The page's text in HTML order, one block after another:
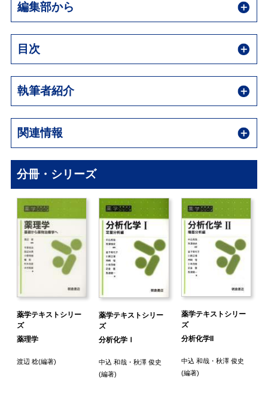
編集部から
目次
執筆者紹介
関連情報
分冊・シリーズ
薬学テキストシリー
ズ
薬理学
渡辺 稔(編著)
薬学テキストシリー
ズ
分析化学Ｉ
中込 和哉 ・秋澤 俊史
(編著)
薬学テキストシリー
ズ
分析化学II
中込 和哉・ 秋澤 俊史
(編著)